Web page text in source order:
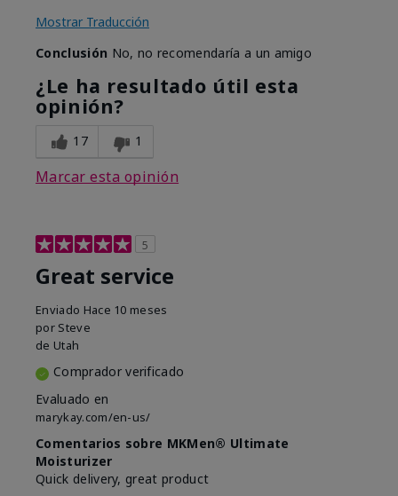
Mostrar Traducción
Conclusión No, no recomendaría a un amigo
¿Le ha resultado útil esta
opinión?
17 1
Marcar esta opinión
5
Great service
Enviado Hace 10 meses
por Steve
de Utah
Comprador verificado
Evaluado en
marykay.com/en-us/
Comentarios sobre MKMen® Ultimate
Moisturizer
Quick delivery, great product